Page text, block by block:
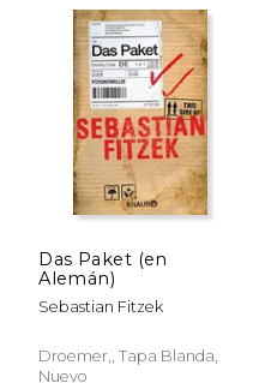
50%
dcto. $ 27.68
Das Paket (en
Alemán)
Sebastian Fitzek
Droemer,, Tapa Blanda,
Nuevo